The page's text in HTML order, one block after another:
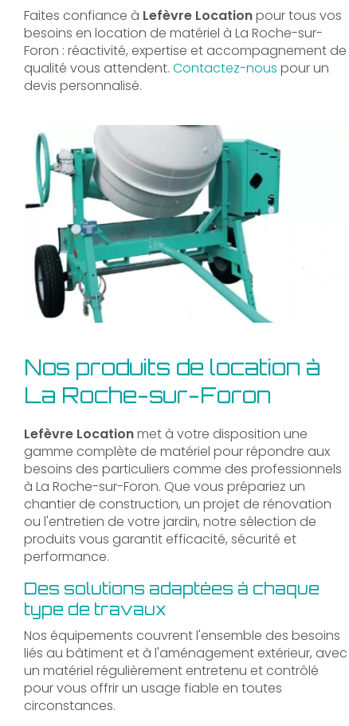
Faites confiance à Lefèvre Locationpour tous vos
besoins en location de matériel à La Roche-sur-
Foron : réactivité, expertise et accompagnement de
qualité vous attendent. Contactez-nous pour un
devis personnalisé.
Nos produits de location à
La Roche-sur-Foron
Lefèvre Locationmet à votre disposition une
gamme complète de matériel pour répondre aux
besoins des particuliers comme des professionnels
à La Roche-sur-Foron. Que vous prépariez un
chantier de construction, un projet de rénovation
ou l'entretien de votre jardin, notre sélection de
produits vous garantit efficacité, sécurité et
performance.
Des solutions adaptées à chaque
type de travaux
Nos équipements couvrent l'ensemble des besoins
liés au bâtiment et à l'aménagement extérieur, avec
un matériel régulièrement entretenu et contrôlé
pour vous offrir un usage fiable en toutes
circonstances.